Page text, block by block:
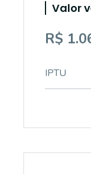
Valor
R$
IPTU